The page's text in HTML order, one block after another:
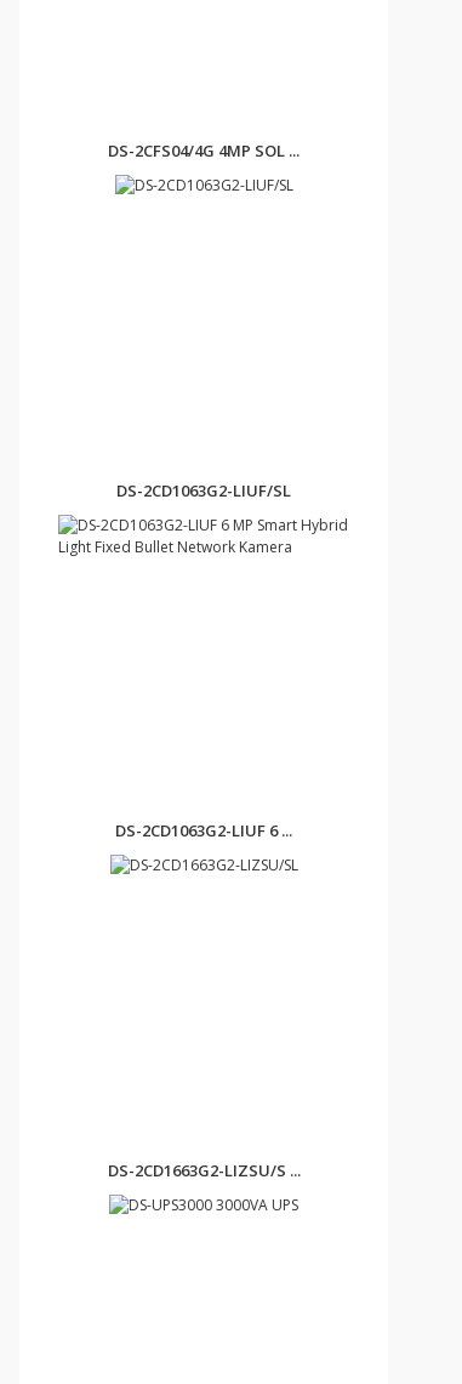
DS-2CFS04/4G 4MP SOL ...
DS-2CD1063G2-LIUF/SL
DS-2CD1063G2-LIUF 6 ...
DS-2CD1663G2-LIZSU/S ...